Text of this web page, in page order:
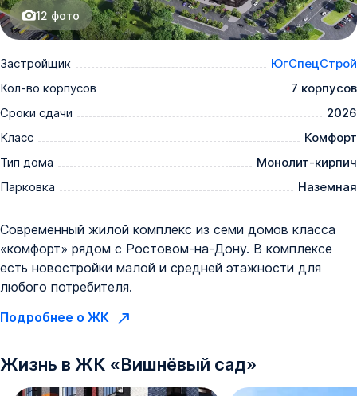
12 фото
Застройщик
ЮгСпецСтрой
Кол-во корпусов
7 корпусов
Сроки сдачи
2026
Класс
Комфорт
Тип дома
Монолит-кирпич
Парковка
Наземная
Современный жилой комплекс из семи домов класса
«комфорт» рядом с Ростовом-на-Дону. В комплексе
есть новостройки малой и средней этажности для
любого потребителя.
Подробнее о ЖК
Жизнь в ЖК «Вишнёвый сад»